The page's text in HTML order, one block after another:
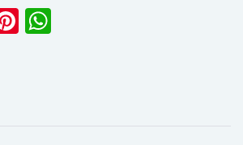
Pinterest